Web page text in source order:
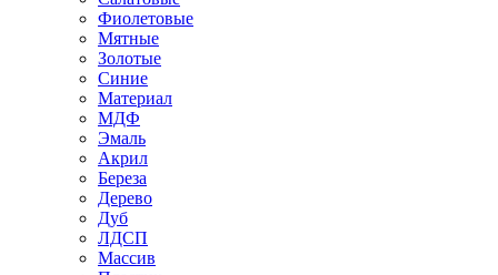
Фиолетовые
Мятные
Золотые
Синие
Материал
МДФ
Эмаль
Акрил
Береза
Дерево
Дуб
ЛДСП
Массив